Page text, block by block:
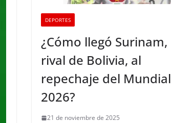
DEPORTES
¿Cómo llegó Surinam,
rival de Bolivia, al
repechaje del Mundial
2026?
21 de noviembre de 2025